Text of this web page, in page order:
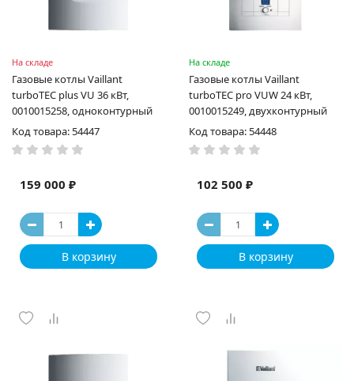
На складе
Газовые котлы Vaillant
turboTEC plus VU 36 кВт,
0010015258, одноконтурный
Код товара: 54447
159 000 ₽
В корзину
На складе
Газовые котлы Vaillant
turboTEC pro VUW 24 кВт,
0010015249, двухконтурный
Код товара: 54448
102 500 ₽
В корзину